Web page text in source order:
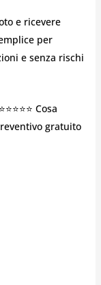
e ricevere
per
e senza rischi
⭐⭐⭐⭐⭐ Cosa
gratuito